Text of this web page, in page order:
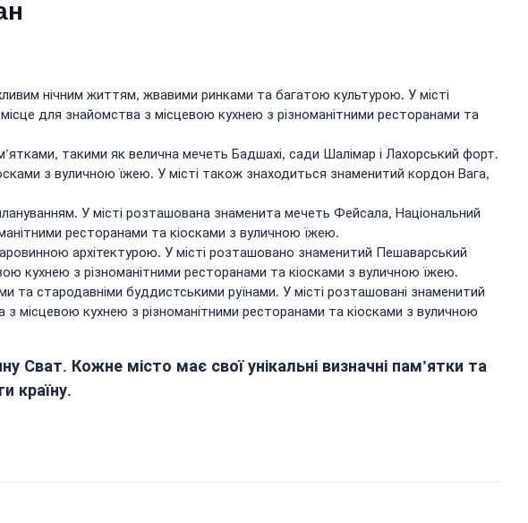
нічним життям, жвавими ринками та багатою культурою. У місті
для знайомства з місцевою кухнею з різноманітними ресторанами та
такими як велична мечеть Бадшахі, сади Шалімар і Лахорський форт.
з вуличною їжею. У місті також знаходиться знаменитий кордон Вага,
У місті розташована знаменита мечеть Фейсала, Національний
ресторанами та кіосками з вуличною їжею.
архітектурою. У місті розташовано знаменитий Пешаварський
кухнею з різноманітними ресторанами та кіосками з вуличною їжею.
та стародавніми буддистськими руїнами. У місті розташовані знаменитий
кухнею з різноманітними ресторанами та кіосками з вуличною
Сват. Кожне місто має свої унікальні визначні пам’ятки та
країну.